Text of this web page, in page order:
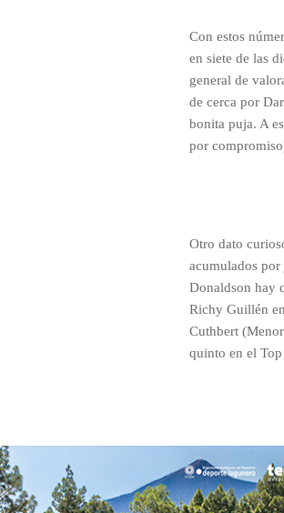
Con estos
en siete de las
general de
de cerca por
bonita puja. A
por
Otro dato
acumulados por
Donaldson hay
Richy Guillén
Cuthbert
quinto en el